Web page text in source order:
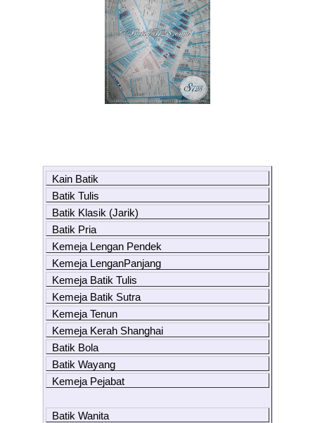
Kain Batik
Batik Tulis
Batik Klasik (Jarik)
Batik Pria
Kemeja Lengan Pendek
Kemeja LenganPanjang
Kemeja Batik Tulis
Kemeja Batik Sutra
Kemeja Tenun
Kemeja Kerah Shanghai
Batik Bola
Batik Wayang
Kemeja Pejabat
Batik Wanita